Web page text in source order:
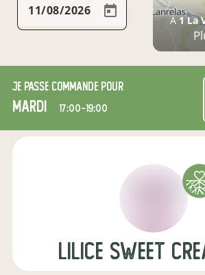
À1 La
Je passe commande pour
mardi 17:00-19:00
Lilice Sweet